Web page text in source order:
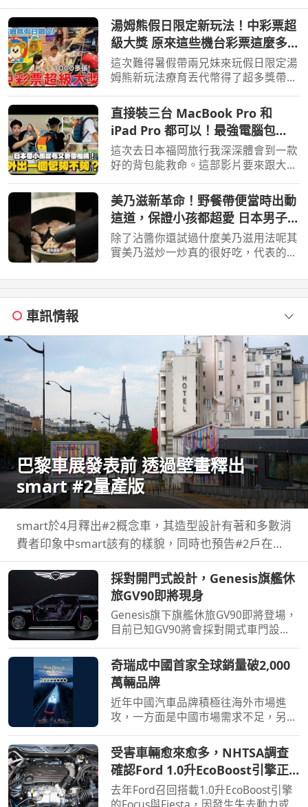
月14日 ...
湯姆熊假日限定新玩法！中彩票超
級大獎 原來這些機台彩票這麼多！
【Bobo TV】
這次難得暑假帶兩兄妹來玩假日限定湯
姆熊新玩法療育丟代幣得了超多獎帶兩
我們的蹦蹦 ...
直接裝三台 MacBook Pro 和
iPad Pro 都可以！最強電腦包
STM DUX 開箱！還可以當爸爸媽
媽包使用裝尿布
這次去日本福岡旅行我深深體會到一款
好的背包能救命。這部影片要來跟大家
包。 它不只外型 ...
美乃滋新革命！野餐帶便當時出動
這道，保證小孩都超愛 日本男子的
家庭料理 TASTY NOTE
除了沾醬你還試過什麼美乃滋用法呢其
實美乃滋炒一炒真的很好吃，代表的料
車訊情報
巴黎車展發表前 透過壁畫釋出
smart #2量產版
smart於4月釋出#2概念車，其造型設計有著和多數消
費者印象中smart該有的樣貌，同時也預告#2戶在巴
黎車展亮相，近日smart就透過壁畫公布#2量產版樣
貌。
採對開門式設計，Genesis旗艦休
旅GV90即將現身
Genesis旗下旗艦休旅GV90即將登場，
目前已知GV90將會採對開式車門設
計，而動力部分預計將會純電系統。
奇瑞成中國首家全球銷量破2,000
萬輛品牌
近年中國汽車品牌積極往海外市場進
攻，一方面是中國市場需求不足，另一
全球累積銷量突破2,000萬輛，也是第
一家達此成績的中國汽車品牌。
受害車輛愈來愈多，NHTSA調查
確認Ford 1.0升EcoBoost引擎正
時皮帶會產生碎屑導致引擎鎖死
去年Ford召回搭載1.0升EcoBoost引擎